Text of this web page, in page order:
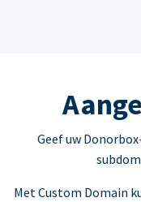
Geef uw
Met Custom Domain